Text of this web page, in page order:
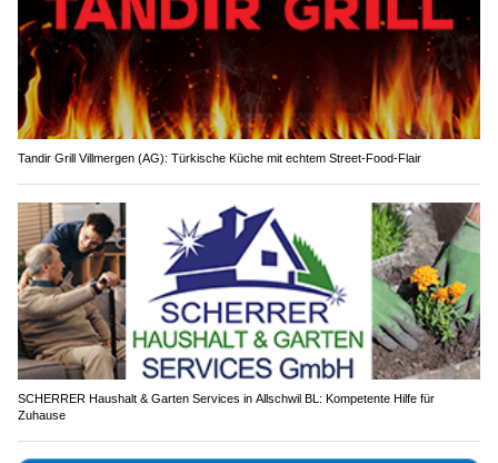
Tandir Grill Villmergen (AG): Türkische Küche mit echtem Street-Food-Flair
SCHERRER Haushalt & Garten Services in Allschwil BL: Kompetente Hilfe für
Zuhause